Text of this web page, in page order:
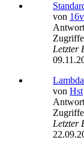
von
Letzter
von Hst
Letzter